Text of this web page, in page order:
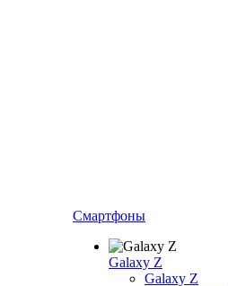
Смартфоны
Galaxy Z
Galaxy Z